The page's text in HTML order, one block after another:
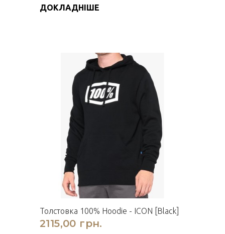
ДОКЛАДНІШЕ
Толстовка 100% Hoodie - ICON [Black]
2115,00 грн.